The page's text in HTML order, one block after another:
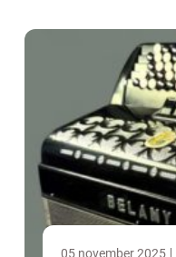
05 november 2025